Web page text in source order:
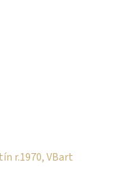
r.1970, VBart